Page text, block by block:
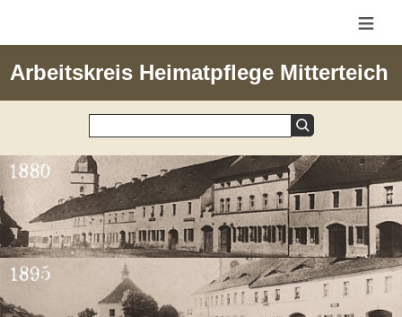
≡
Arbeitskreis Heimatpflege Mitterteich